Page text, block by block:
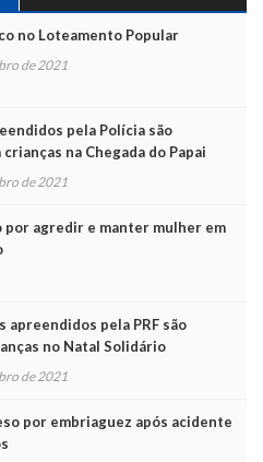
no Loteamento Popular
de 2021
pela Polícia são
na Chegada do Papai
de 2021
por agredir e manter mulher em
apreendidos pela PRF são
no Natal Solidário
de 2021
por embriaguez após acidente